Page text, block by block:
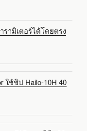
รามิเตอร์ได้โดยตรง
ใช้ชิป Hailo-10H 40